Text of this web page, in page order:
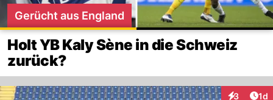
Gerücht aus England
Holt YB Kaly Sène in die Schweiz
zurück?
3 1d